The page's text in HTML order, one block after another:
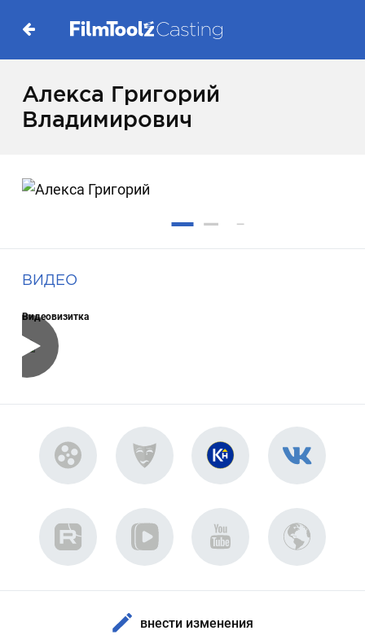
Алекса Григорий
Владимирович
ВИДЕО
Видеовизитка
внести изменения